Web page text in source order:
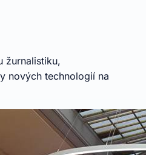
žurnalistiku,
nových technologií na